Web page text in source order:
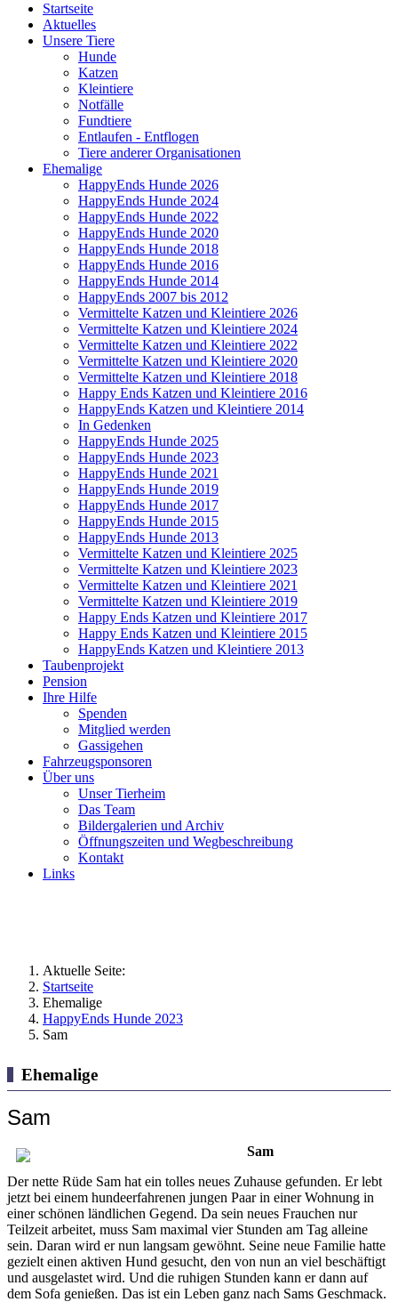
Startseite
Aktuelles
Unsere Tiere
Hunde
Katzen
Kleintiere
Notfälle
Fundtiere
Entlaufen - Entflogen
Tiere anderer Organisationen
Ehemalige
HappyEnds Hunde 2026
HappyEnds Hunde 2024
HappyEnds Hunde 2022
HappyEnds Hunde 2020
HappyEnds Hunde 2018
HappyEnds Hunde 2016
HappyEnds Hunde 2014
HappyEnds 2007 bis 2012
Vermittelte Katzen und Kleintiere 2026
Vermittelte Katzen und Kleintiere 2024
Vermittelte Katzen und Kleintiere 2022
Vermittelte Katzen und Kleintiere 2020
Vermittelte Katzen und Kleintiere 2018
Happy Ends Katzen und Kleintiere 2016
HappyEnds Katzen und Kleintiere 2014
In Gedenken
HappyEnds Hunde 2025
HappyEnds Hunde 2023
HappyEnds Hunde 2021
HappyEnds Hunde 2019
HappyEnds Hunde 2017
HappyEnds Hunde 2015
HappyEnds Hunde 2013
Vermittelte Katzen und Kleintiere 2025
Vermittelte Katzen und Kleintiere 2023
Vermittelte Katzen und Kleintiere 2021
Vermittelte Katzen und Kleintiere 2019
Happy Ends Katzen und Kleintiere 2017
Happy Ends Katzen und Kleintiere 2015
HappyEnds Katzen und Kleintiere 2013
Taubenprojekt
Pension
Ihre Hilfe
Spenden
Mitglied werden
Gassigehen
Fahrzeugsponsoren
Über uns
Unser Tierheim
Das Team
Bildergalerien und Archiv
Öffnungszeiten und Wegbeschreibung
Kontakt
Links
Aktuelle Seite:
Startseite
Ehemalige
HappyEnds Hunde 2023
Sam
Ehemalige
Sam
Sam
Der nette Rüde Sam hat ein tolles neues Zuhause gefunden. Er lebt
jetzt bei einem hundeerfahrenen jungen Paar in einer Wohnung in
einer schönen ländlichen Gegend. Da sein neues Frauchen nur
Teilzeit arbeitet, muss Sam maximal vier Stunden am Tag alleine
sein. Daran wird er nun langsam gewöhnt. Seine neue Familie hatte
gezielt einen aktiven Hund gesucht, den von nun an viel beschäftigt
und ausgelastet wird. Und die ruhigen Stunden kann er dann auf
dem Sofa genießen. Das ist ein Leben ganz nach Sams Geschmack.